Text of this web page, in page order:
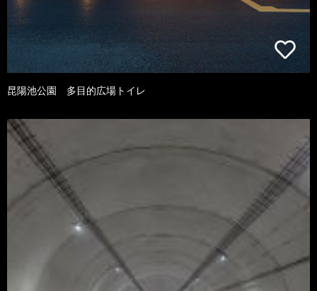
昆陽池公園 多目的広場トイレ